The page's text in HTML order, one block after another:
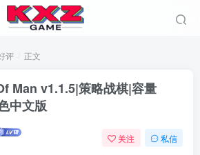
评 正文
Man v1.1.5|策略战棋|容量
中文版
关注 私信